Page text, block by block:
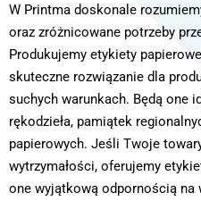
W Printma doskonale
oraz zróżnicowane potrzeby
Produkujemy etykiety
skuteczne rozwiązanie dla
suchych warunkach. Będą one
rękodzieła, pamiątek
papierowych. Jeśli Twoje
wytrzymałości, oferujemy
one wyjątkową odpornością na